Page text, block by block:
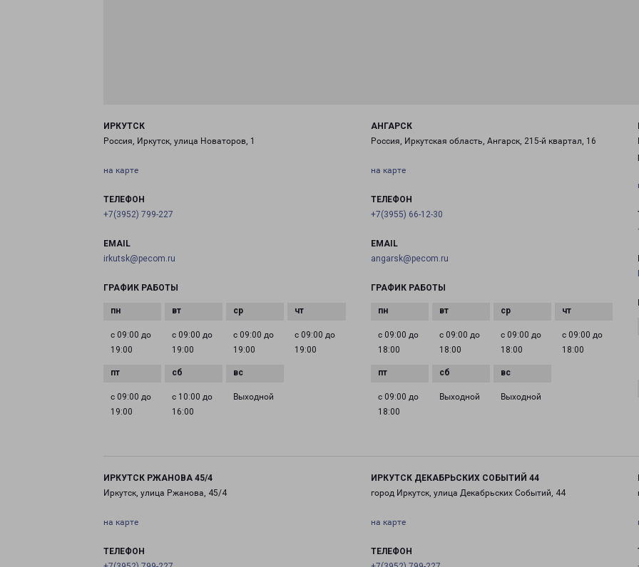
ИРКУТСК
Россия, Иркутск, улица Новаторов, 1
на карте
ТЕЛЕФОН
+7(3952) 799-227
EMAIL
irkutsk@pecom.ru
ГРАФИК РАБОТЫ
с 09:00 до
19:00
с 09:00 до
19:00
с 09:00 до
19:00
с 09:00 до
19:00
с 09:00 до
19:00
с 10:00 до
16:00
Выходной
АНГАРСК
Россия, Иркутская область, Ангарск, 215-й квартал, 16
на карте
ТЕЛЕФОН
+7(3955) 66-12-30
EMAIL
angarsk@pecom.ru
ГРАФИК РАБОТЫ
с 09:00 до
18:00
с 09:00 до
18:00
с 09:00 до
18:00
с 09:00 до
18:00
с 09:00 до
18:00
Выходной Выходной
ИРКУТСК РЖАНОВА 45/4
Иркутск, улица Ржанова, 45/4
на карте
ТЕЛЕФОН
ИРКУТСК ДЕКАБРЬСКИХ СОБЫТИЙ 44
город Иркутск, улица Декабрьских Событий, 44
на карте
ТЕЛЕФОН